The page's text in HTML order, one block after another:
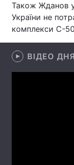
Екологія
Лонгріди
Відео з Youtube
Також Жданов
України не
комплекси С-
ВІДЕО ДНЯ